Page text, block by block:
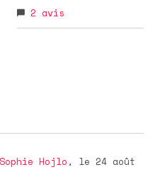
2 avis
Hojlo, le 24 août